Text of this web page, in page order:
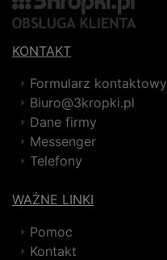
KONTAKT
Formularz kontaktowy
Biuro@3kropki.pl
Dane firmy
Messenger
Telefony
WAŻNE LINKI
Pomoc
Kontakt